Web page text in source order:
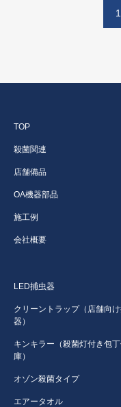
1
TOP
殺菌関連
店舗備品
OA機器部品
施工例
会社概要
LED捕虫器
クリーントラップ（店舗向
器）
キンキラー（殺菌灯付き包
庫）
オゾン殺菌タイプ
エアータオル